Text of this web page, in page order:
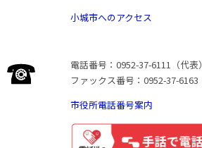
小城市へのアクセス
電話番号：0952-37-6111（代表）
ファックス番号：0952-37-6163
市役所電話番号案内